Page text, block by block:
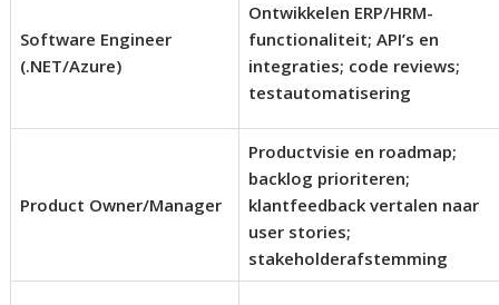
Software Engineer
(.NET/Azure)
Ontwikkelen ERP/HRM-
functionaliteit; API’s en
integraties; code reviews;
testautomatisering
Product Owner/Manager
Productvisie en roadmap;
backlog prioriteren;
klantfeedback vertalen naar
user stories;
stakeholderafstemming